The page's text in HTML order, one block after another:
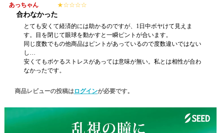
★☆☆☆☆
あっちゃん
合わなかった
とても安くて経済的には助かるのですが、1日中ボヤけて見えま
す。目を閉じて眼球を動かすと一瞬ピントが合います。
同じ度数でもの他商品はピントがあっているので度数違いではない
し…
安くてもボケるストレスがあっては意味が無い。私とは相性が合わ
なかったです。
商品レビューの投稿はログインが必要です。